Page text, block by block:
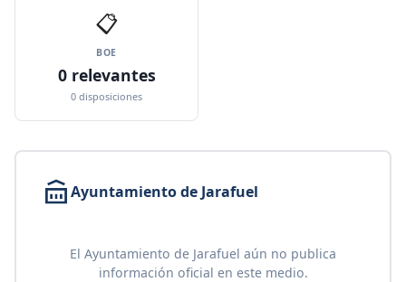
📋
BOE
0 relevantes
0 disposiciones
Ayuntamiento de Jarafuel
El Ayuntamiento de Jarafuel aún no publica
información oficial en este medio.